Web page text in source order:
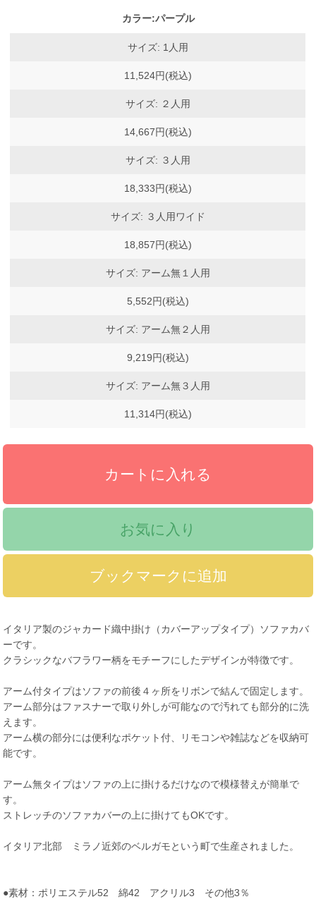
カラー:パープル
サイズ: 1人用
11,524円(税込)
サイズ: ２人用
14,667円(税込)
サイズ: ３人用
18,333円(税込)
サイズ: ３人用ワイド
18,857円(税込)
サイズ: アーム無１人用
5,552円(税込)
サイズ: アーム無２人用
9,219円(税込)
サイズ: アーム無３人用
11,314円(税込)
お気に入り
イタリア製のジャカード織中掛け（カバーアップタイプ）ソファカバ
ーです。
クラシックなバフラワー柄をモチーフにしたデザインが特徴です。
アーム付タイプはソファの前後４ヶ所をリボンで結んで固定します。
アーム部分はファスナーで取り外しが可能なので汚れても部分的に洗
えます。
アーム横の部分には便利なポケット付、リモコンや雑誌などを収納可
能です。
アーム無タイプはソファの上に掛けるだけなので模様替えが簡単で
す。
ストレッチのソファカバーの上に掛けてもOKです。
イタリア北部 ミラノ近郊のベルガモという町で生産されました。
●素材：ポリエステル52 綿42 アクリル3 その他3％